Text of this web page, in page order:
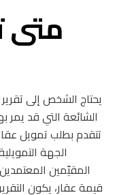
متى
يحتاج الشخص إلى
الشائعة التي قد يمر
تتقدم بطلب تمويل
الجهة
المقيّمين
قيمة عقار، يكون